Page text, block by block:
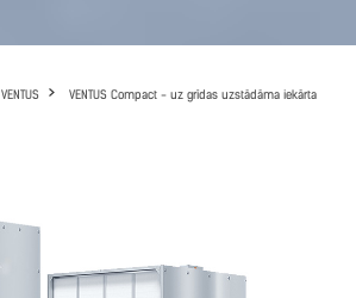
VENTUS VENTUS Compact - uz grīdas uzstādāma iekārta